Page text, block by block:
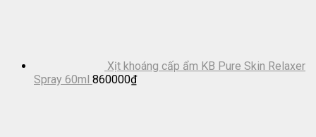
Xịt khoáng cấp ẩm KB Pure Skin Relaxer
Spray 60ml 860000₫